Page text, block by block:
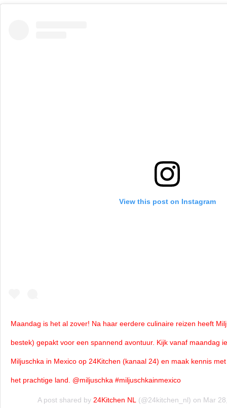
View this post on Instagram
Maandag is het al zover! Na haar eerdere culinaire reizen heeft
bestek) gepakt voor een spannend avontuur. Kijk vanaf maandag
Miljuschka in Mexico op 24Kitchen (kanaal 24) en maak kennis
het prachtige land. @miljuschka #miljuschkainmexico
A post shared by 24Kitchen NL (@24kitchen_nl) on Mar